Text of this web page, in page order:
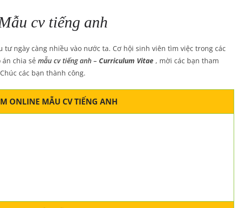
cv tiếng anh
tư ngày càng nhiều vào nước ta. Cơ hội sinh viên tìm việc trong các
chia sẻ mẫu cv tiếng anh – Curriculum Vitae , mời các bạn tham
các bạn thành công.
ONLINE MẪU CV TIẾNG ANH